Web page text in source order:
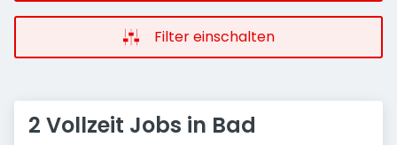
Filter einschalten
2 Vollzeit Jobs in Bad